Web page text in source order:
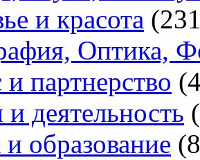
и красота
Оптика,
и партнерство
и деятельность
и образование